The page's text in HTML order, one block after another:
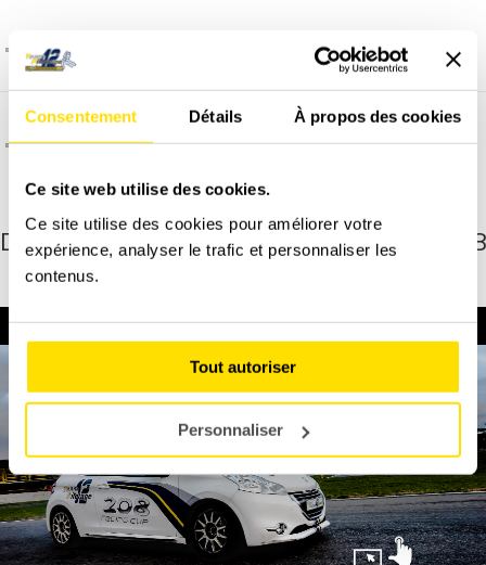
Consentement Détails À propos des cookies
Ce site web utilise des cookies.
Ce site utilise des cookies pour améliorer votre
expérience, analyser le trafic et personnaliser les
contenus.
Tout autoriser
Personnaliser
Comment et quand programmer un stage ?
C'est quoi l'assurance dégâts matériel ?
Découvrez une vue à 360° de cette de 208